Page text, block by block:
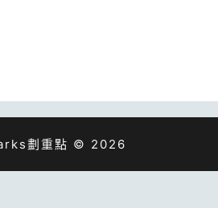
劃重點 © 2026